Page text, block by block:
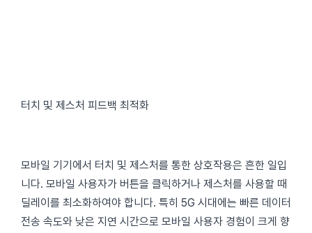
터치 및 제스처 피드백 최적화
모바일 기기에서 터치 및 제스처를 통한 상호작용은 흔한 일입
니다. 모바일 사용자가 버튼을 클릭하거나 제스처를 사용할 때
딜레이를 최소화하여야 합니다. 특히 5G 시대에는 빠른 데이터
전송 속도와 낮은 지연 시간으로 모바일 사용자 경험이 크게 향